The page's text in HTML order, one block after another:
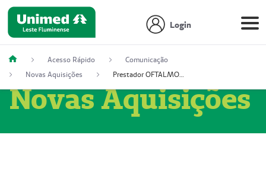
Login
Acesso Rápido
Comunicação
Novas Aquisições
Prestador OFTALMOCLÍNICA SÃO GONÇALO (55004164-2)
Novas Aquisições